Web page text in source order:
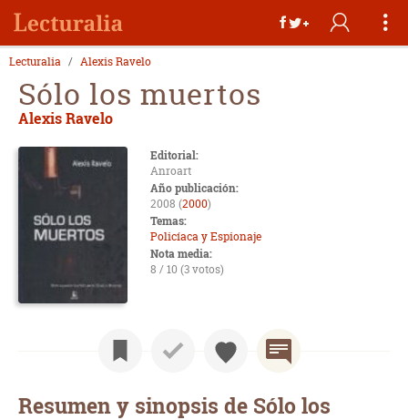
Lecturalia Alexis Ravelo
Sólo los muertos
Alexis Ravelo
Editorial:
Anroart
Año publicación:
2008 (2000)
Temas:
Policíaca y Espionaje
Nota media:
8 / 10 (3 votos)
Resumen y sinopsis de Sólo los